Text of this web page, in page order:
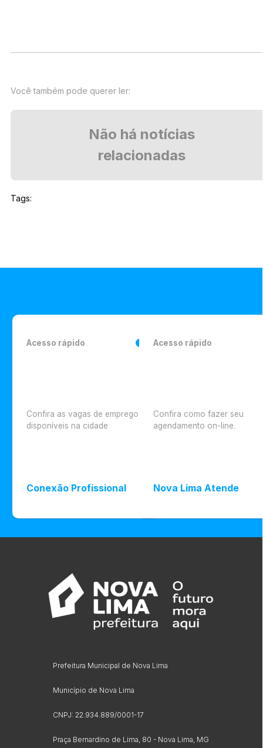
Você também pode querer ler:
Não há notícias
relacionadas
Tags:
Acesso rápido
Confira as vagas de emprego
disponíveis na cidade
Conexão Profissional
Acesso rápido
Confira como fazer seu
agendamento on-line.
Nova Lima Atende
Prefeitura Municipal de Nova Lima
Município de Nova Lima
CNPJ: 22.934.889/0001-17
Praça Bernardino de Lima, 80 - Nova Lima, MG